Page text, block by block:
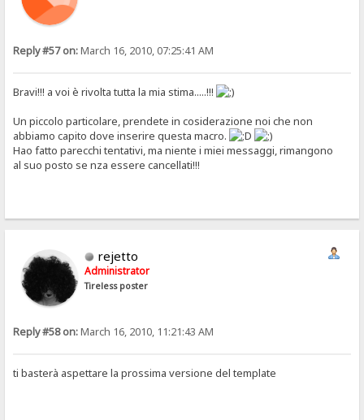
Reply #57 on:March 16, 2010, 07:25:41 AM
Bravi!!! a voi è rivolta tutta la mia stima.....!!!
Un piccolo particolare, prendete in cosiderazione noi che non
abbiamo capito dove inserire questa macro.
Hao fatto parecchi tentativi, ma niente i miei messaggi, rimangono
al suo posto se nza essere cancellati!!!
rejetto
Administrator
Tireless poster
Reply #58 on:March 16, 2010, 11:21:43 AM
ti basterà aspettare la prossima versione del template